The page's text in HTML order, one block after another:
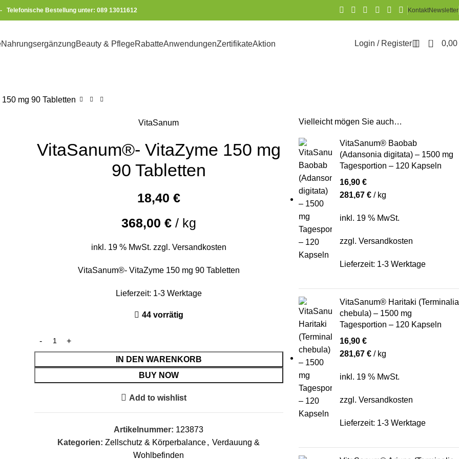
Telefonische Bestellung unter: 089 13011612 KontaktNewsletter
NahrungsergänzungBeauty & PflegeRabatteAnwendungenZertifikateAktion Login / Register 0 0,00
mg 90 Tabletten
VitaSanum
VitaSanum®- VitaZyme 150 mg
90 Tabletten
18,40 €
368,00 €/ kg
inkl. 19 % MwSt. zzgl. Versandkosten
VitaSanum®- VitaZyme 150 mg 90 Tabletten
Lieferzeit: 1-3 Werktage
44 vorrätig
IN DEN WARENKORB
BUY NOW
Add to wishlist
Artikelnummer: 123873
Kategorien: Zellschutz & Körperbalance, Verdauung &
Wohlbefinden
Vielleicht mögen Sie auch…
VitaSanum® Baobab
(Adansonia digitata) – 1500 mg
Tagesportion – 120 Kapseln
16,90 €
281,67 €/ kg
inkl. 19 % MwSt.
zzgl. Versandkosten
Lieferzeit: 1-3 Werktage
VitaSanum® Haritaki (Terminalia
chebula) – 1500 mg
Tagesportion – 120 Kapseln
16,90 €
281,67 €/ kg
inkl. 19 % MwSt.
zzgl. Versandkosten
Lieferzeit: 1-3 Werktage